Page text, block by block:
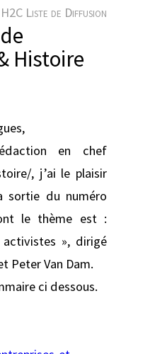
H2C Liste de Diffusion
Histoire
en chef
, j’ai le plaisir
sortie du numéro
le thème est :
activistes », dirigé
Peter Van Dam.
ci dessous.